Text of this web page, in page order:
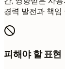
경력 발전과 책
피해야 할 표현